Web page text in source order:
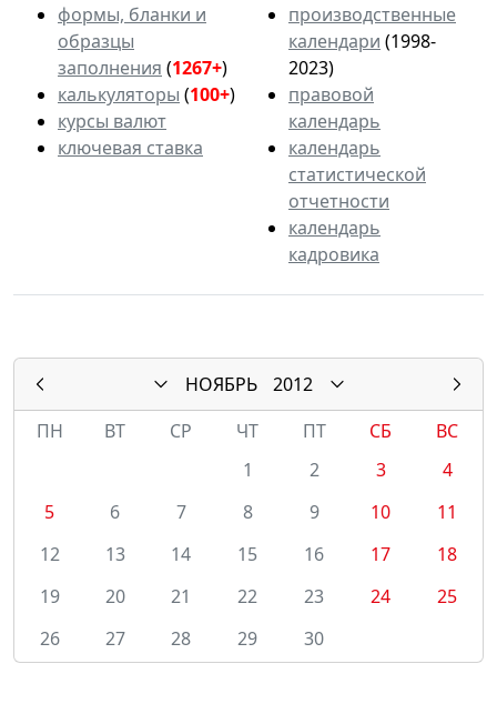
формы, бланки и
образцы
заполнения (1267+)
калькуляторы (100+)
курсы валют
ключевая ставка
производственные
календари (1998-
2023)
правовой
календарь
календарь
статистической
отчетности
календарь
кадровика
НОЯБРЬ
2012
ПН
ВТ СР ЧТ ПТ СБ
ВС
1
2 3
4
5
6 7 8 9 10
11
12
13 14 15 16 17
18
19
20 21 22 23 24
25
26
27 28 29 30